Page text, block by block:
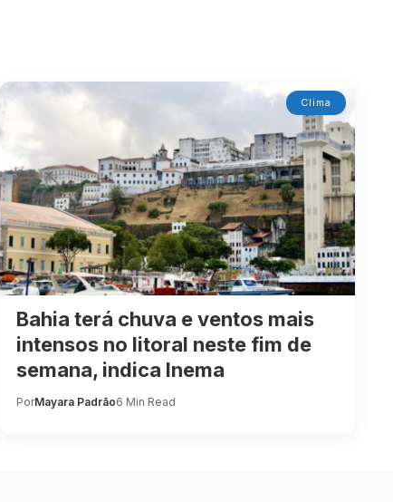
Clima
Bahia terá chuva e ventos mais
intensos no litoral neste fim de
semana, indica Inema
PorMayara Padrão6 Min Read